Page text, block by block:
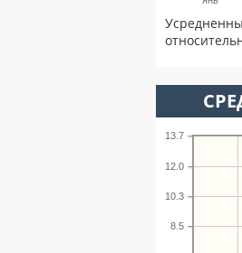
8.5
10.3
12.0
13.7